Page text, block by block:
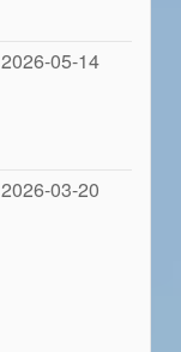
2026-05-14
2026-03-20